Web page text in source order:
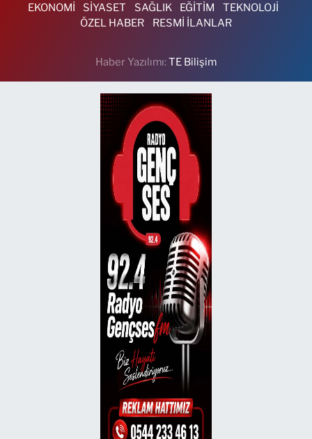
EKONOMİ
SİYASET SAĞLIK EĞİTİM
TEKNOLOJİ
ÖZEL HABER
RESMİ İLANLAR
Haber Yazılımı:TE Bilişim